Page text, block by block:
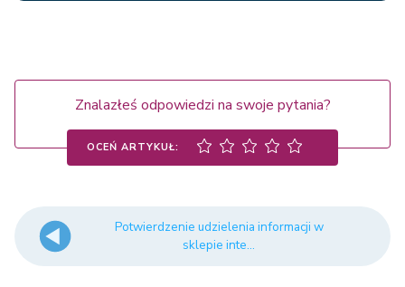
Znalazłeś odpowiedzi na swoje pytania?
OCEŃ ARTYKUŁ:
Potwierdzenie udzielenia informacji w
sklepie inte...